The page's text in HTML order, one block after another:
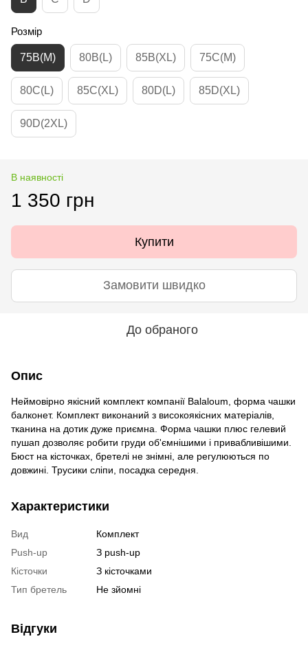
Розмір
75B(M) 80B(L) 85B(XL) 75C(M)
80C(L) 85C(XL) 80D(L) 85D(XL)
90D(2XL)
В наявності
1 350 грн
Купити
Замовити швидко
До обраного
Опис
Неймовірно якісний комплект компанії Balaloum, форма чашки
балконет. Комплект виконаний з високоякісних матеріалів,
тканина на дотик дуже приємна. Форма чашки плюс гелевий
пушап дозволяє робити груди об'ємнішими і привабливішими.
Бюст на кісточках, бретелі не знімні, але регулюються по
довжині. Трусики сліпи, посадка середня.
Характеристики
Вид
Комплект
Push-up
З push-up
Кісточки
З кісточками
Тип бретель
Не зйомні
Відгуки